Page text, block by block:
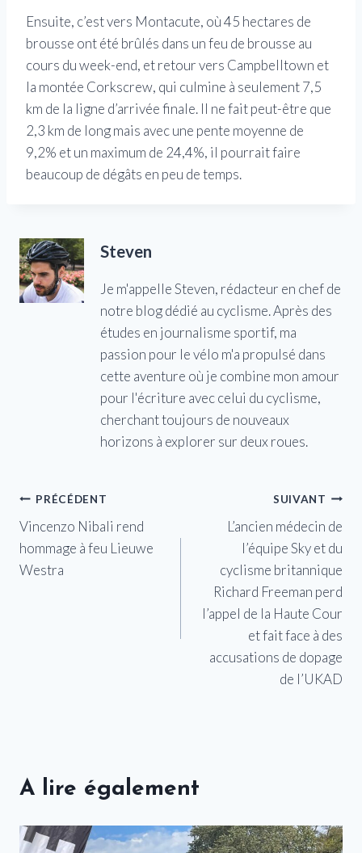
Ensuite, c’est vers Montacute, où 45 hectares de
brousse ont été brûlés dans un feu de brousse au
cours du week-end, et retour vers Campbelltown et
la montée Corkscrew, qui culmine à seulement 7,5
km de la ligne d’arrivée finale. Il ne fait peut-être que
2,3 km de long mais avec une pente moyenne de
9,2% et un maximum de 24,4%, il pourrait faire
beaucoup de dégâts en peu de temps.
Steven
Je m'appelle Steven, rédacteur en chef de
notre blog dédié au cyclisme. Après des
études en journalisme sportif, ma
passion pour le vélo m'a propulsé dans
cette aventure où je combine mon amour
pour l'écriture avec celui du cyclisme,
cherchant toujours de nouveaux
horizons à explorer sur deux roues.
Navigation
de
l’article
PRÉCÉDENT
Vincenzo Nibali rend
hommage à feu Lieuwe
Westra
SUIVANT
L’ancien médecin de
l’équipe Sky et du
cyclisme britannique
Richard Freeman perd
l’appel de la Haute Cour
et fait face à des
accusations de dopage
de l’UKAD
A lire également